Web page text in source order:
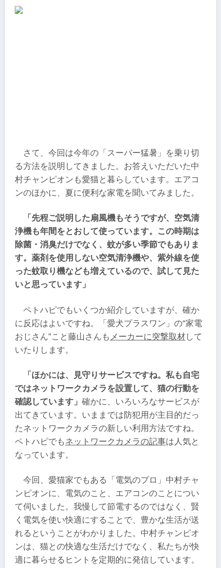
さて、今回は今年の「スーパー猛暑」を乗り切
る方法を説明してきました。お答えいただいた中
村チャンピオンも愛猫と暮らしています。エアコ
ンのほかに、夏に便利な家電を聞いてみました。
「先程ご説明した扇風機もそうですが、空気清
浄機も年間をとおして使っています。この時期は
除菌・消臭だけでなく、蚊が多い季節でもありま
す。薬剤を使用しない空気清浄機や、紫外線を使
った蚊取り機なども増えているので、試して見た
いと思っています」
ペトハピでもいくつか紹介していますが、確か
に反応はよいですね。「愛犬プラスワン」の“家電
おじさん”こと藤山さんも メーカーに突撃取材して
いたりします。
「ほかには、見守りサービスですね。私も自宅
ではネットワークカメラを設置して、猫の行動を
確認しています」 確かに、いろいろなサービスが
出てきています。いままでは防犯用が主目的だっ
たネットワークカメラの新しい利用方法ですね。
ペトハピでもネットワークカメラの記事は人気と
なっています。
今回、愛猫家でもある「電気のプロ」中村チャ
ンピオンに、電気のこと、エアコンのことについ
て伺いました。我慢して節電するのではなく、賢
く電気を使い快適にすることで、豊かな生活が送
れるということがわかりました。中村チャンピオ
ンは、猫との快適な生活だけでなく、私たちが快
適に暮らせるヒントを定期的に発信しています。